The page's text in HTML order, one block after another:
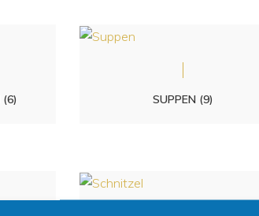
(6) SUPPEN (9)